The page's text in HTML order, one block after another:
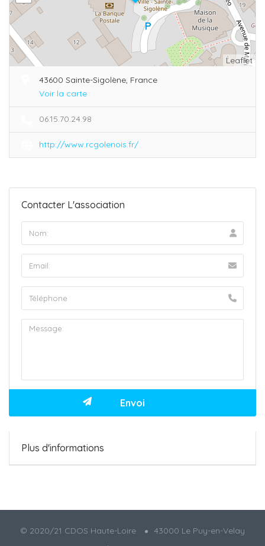
Leaflet
43600 Sainte-Sigolène, France
Voir la carte
06.15.70.24.98
http://www.rcgolenois.fr/
Contacter L'association
Plus d'informations
© 2020/21 CDOS Haute-Loire
43000 Le Puy-en-Velay